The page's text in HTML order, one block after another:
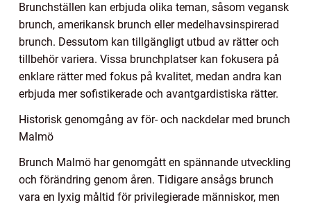
Brunchställen kan erbjuda olika teman, såsom vegansk
brunch, amerikansk brunch eller medelhavsinspirerad
brunch. Dessutom kan tillgängligt utbud av rätter och
tillbehör variera. Vissa brunchplatser kan fokusera på
enklare rätter med fokus på kvalitet, medan andra kan
erbjuda mer sofistikerade och avantgardistiska rätter.
Historisk genomgång av för- och nackdelar med brunch
Malmö
Brunch Malmö har genomgått en spännande utveckling
och förändring genom åren. Tidigare ansågs brunch
vara en lyxig måltid för privilegierade människor, men